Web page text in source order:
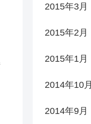
2015年3月
2015年2月
2015年1月
2014年10月
2014年9月